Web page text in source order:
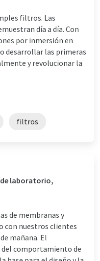
filtros. Las
día a día. Con
por inmersión en
desarrollar las primeras
y revolucionar la
filtros
laboratorio,
de membranas y
con nuestros clientes
mañana. El
comportamiento de